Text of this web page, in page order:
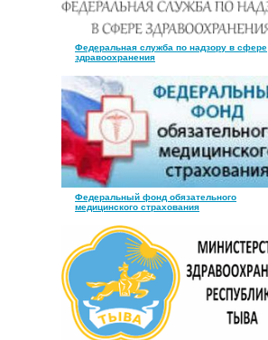
Федеральная служба по надзору в сфере
здравоохранения
Федеральный фонд обязательного
медицинского страхования